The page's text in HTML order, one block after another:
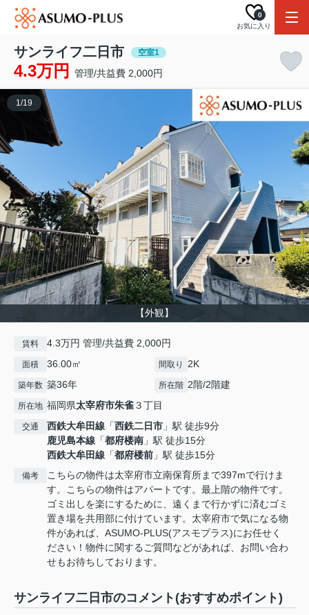
お気に入り
0
サンライフ二日市 空室1
4.3万円 管理/共益費 2,000円
【外観】
1/19
賃料 4.3万円 管理/共益費 2,000円
面積 36.00㎡ 間取り 2K
築年数 築36年 所在階 2階/2階建
所在地 福岡県太宰府市朱雀３丁目
交通 西鉄大牟田線 「西鉄二日市 」駅 徒歩9分
鹿児島本線 「都府楼南 」駅 徒歩15分
西鉄大牟田線 「都府楼前 」駅 徒歩15分
備考
こちらの物件は太宰府市立南保育所まで397mで行けま
す。こちらの物件はアパートです。最上階の物件です。
ゴミ出しを楽にするために、遠くまで行かずに済むゴミ
置き場を共用部に付けています。太宰府市で気になる物
件があれば、ASUMO-PLUS(アスモプラス)にお任せく
ださい！物件に関するご質問などがあれば、お問い合わ
せもお待ちしております。
サンライフ二日市のコメント(おすすめポイント)